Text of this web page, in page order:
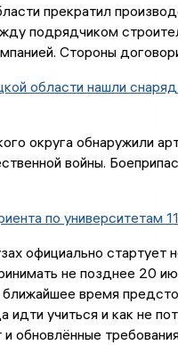
прекратил
подрядчиком
Стороны
области нашли
округа обнаружили
войны.
по университетам
официально стартует
не позднее 20
время
учиться и как не
обновлённые